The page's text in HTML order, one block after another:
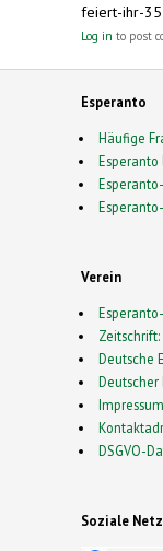
feiert-ihr-
Log in to post
Esperanto
Häufige
Esperanto
Verein
Deutsche
Deutscher
Impressum
DSGVO-
Soziale